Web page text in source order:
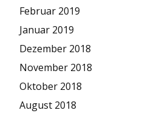
Februar 2019
Januar 2019
Dezember 2018
November 2018
Oktober 2018
August 2018